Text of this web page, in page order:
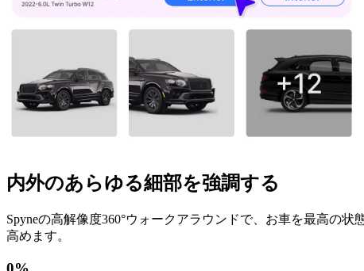
内外のあらゆる細部を強調する
Spyneの高解像度360°ウォークアラウンドで、お車を最高の
高めます。